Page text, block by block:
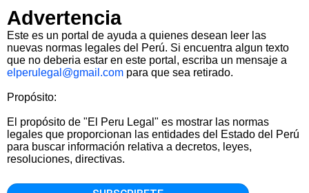
Advertencia
Este es un portal de ayuda a quienes desean leer las
nuevas normas legales del Perú. Si encuentra algun texto
que no deberia estar en este portal, escriba un mensaje a
elperulegal@gmail.com para que sea retirado.
Propósito:
El propósito de "El Peru Legal" es mostrar las normas
legales que proporcionan las entidades del Estado del Perú
para buscar información relativa a decretos, leyes,
resoluciones, directivas.